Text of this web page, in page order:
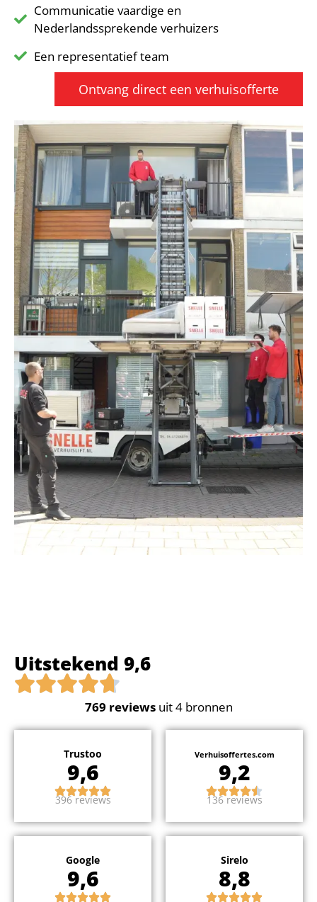
Communicatie vaardige en
Nederlandssprekende verhuizers
Een representatief team
Ontvang direct een verhuisofferte
Uitstekend 9,6
769 reviewsuit 4 bronnen
Trustoo
9,6
396 reviews
Verhuisoffertes.com
9,2
136 reviews
Google
9,6
Sirelo
8,8